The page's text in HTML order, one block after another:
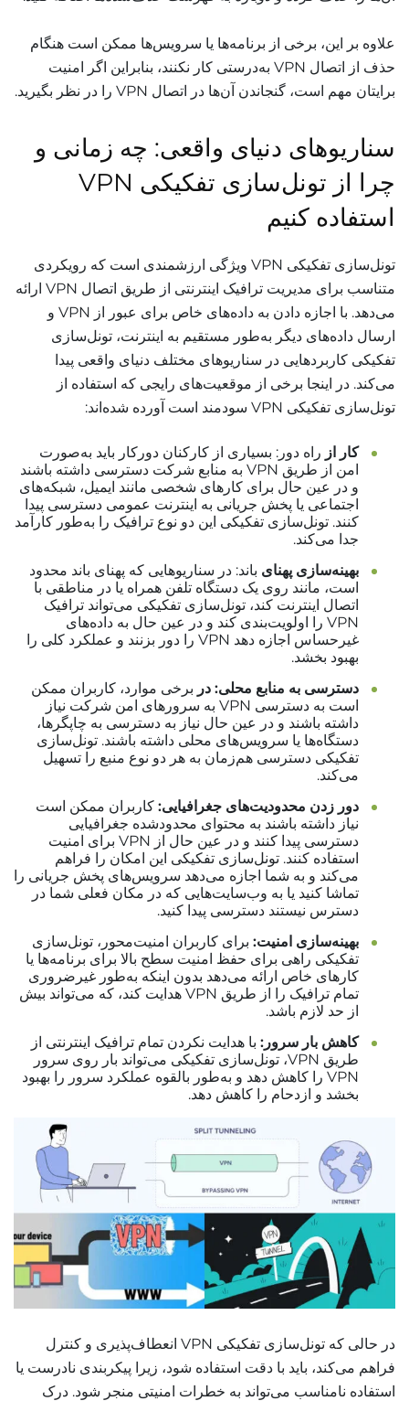
علاوه بر این، برخی از برنامه‌ها یا سرویس‌ها ممکن است هنگام
حذف از اتصال VPN به‌درستی کار نکنند، بنابراین اگر امنیت
برایتان مهم است، گنجاندن آن‌ها در اتصال VPN را در نظر بگیرید.
سناریوهای دنیای واقعی: چه زمانی و
چرا از تونل‌سازی تفکیکی VPN
استفاده کنیم
تونل‌سازی تفکیکی VPN ویژگی ارزشمندی است که رویکردی
متناسب برای مدیریت ترافیک اینترنتی از طریق اتصال VPN ارائه
می‌دهد. با اجازه دادن به داده‌های خاص برای عبور از VPN و
ارسال داده‌های دیگر به‌طور مستقیم به اینترنت، تونل‌سازی
تفکیکی کاربردهایی در سناریوهای مختلف دنیای واقعی پیدا
می‌کند. در اینجا برخی از موقعیت‌های رایجی که استفاده از
تونل‌سازی تفکیکی VPN سودمند است آورده شده‌اند:
کار از راه دور: بسیاری از کارکنان دورکار باید به‌صورت
امن از طریق VPN به منابع شرکت دسترسی داشته باشند
و در عین حال برای کارهای شخصی مانند ایمیل، شبکه‌های
اجتماعی یا پخش جریانی به اینترنت عمومی دسترسی پیدا
کنند. تونل‌سازی تفکیکی این دو نوع ترافیک را به‌طور کارآمد
جدا می‌کند.
بهینه‌سازی پهنای باند: در سناریوهایی که پهنای باند محدود
است، مانند روی یک دستگاه تلفن همراه یا در مناطقی با
اتصال اینترنت کند، تونل‌سازی تفکیکی می‌تواند ترافیک
VPN را اولویت‌بندی کند و در عین حال به داده‌های
غیرحساس اجازه دهد VPN را دور بزنند و عملکرد کلی را
بهبود بخشد.
دسترسی به منابع محلی: در برخی موارد، کاربران ممکن
است به دسترسی VPN به سرورهای امن شرکت نیاز
داشته باشند و در عین حال نیاز به دسترسی به چاپگرها،
دستگاه‌ها یا سرویس‌های محلی داشته باشند. تونل‌سازی
تفکیکی دسترسی هم‌زمان به هر دو نوع منبع را تسهیل
می‌کند.
دور زدن محدودیت‌های جغرافیایی: کاربران ممکن است
نیاز داشته باشند به محتوای محدودشده جغرافیایی
دسترسی پیدا کنند و در عین حال از VPN برای امنیت
استفاده کنند. تونل‌سازی تفکیکی این امکان را فراهم
می‌کند و به شما اجازه می‌دهد سرویس‌های پخش جریانی را
تماشا کنید یا به وب‌سایت‌هایی که در مکان فعلی شما در
دسترس نیستند دسترسی پیدا کنید.
بهینه‌سازی امنیت: برای کاربران امنیت‌محور، تونل‌سازی
تفکیکی راهی برای حفظ امنیت سطح بالا برای برنامه‌ها یا
کارهای خاص ارائه می‌دهد بدون اینکه به‌طور غیرضروری
تمام ترافیک را از طریق VPN هدایت کند، که می‌تواند بیش
از حد لازم باشد.
کاهش بار سرور: با هدایت نکردن تمام ترافیک اینترنتی از
طریق VPN، تونل‌سازی تفکیکی می‌تواند بار روی سرور
VPN را کاهش دهد و به‌طور بالقوه عملکرد سرور را بهبود
بخشد و ازدحام را کاهش دهد.
در حالی که تونل‌سازی تفکیکی VPN انعطاف‌پذیری و کنترل
فراهم می‌کند، باید با دقت استفاده شود، زیرا پیکربندی نادرست یا
استفاده نامناسب می‌تواند به خطرات امنیتی منجر شود. درک